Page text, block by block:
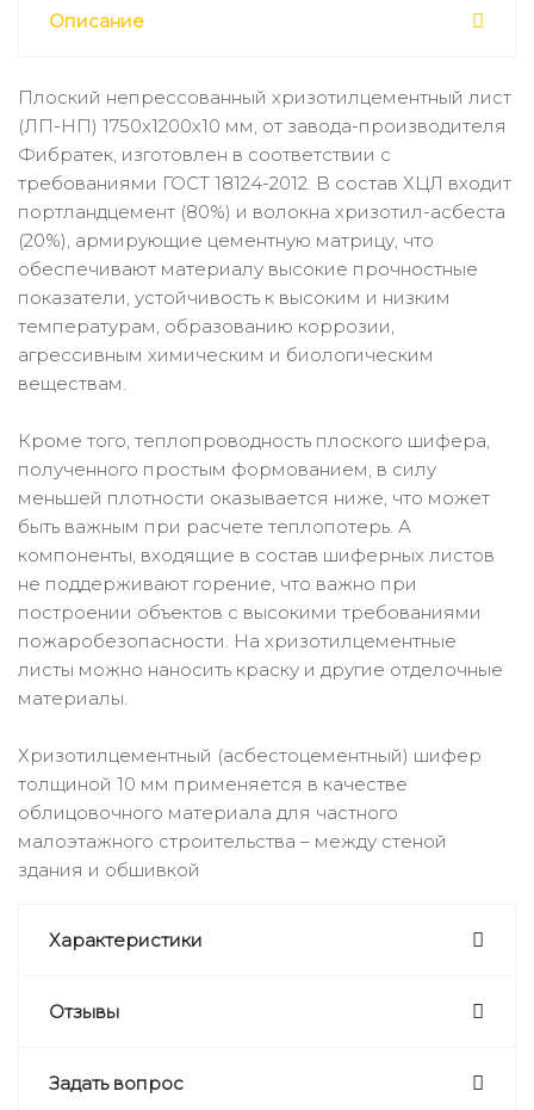
Описание
Плоский непрессованный хризотилцементный лист
(ЛП-НП) 1750х1200х10 мм, от завода-производителя
Фибратек, изготовлен в соответствии с
требованиями ГОСТ 18124-2012. В состав ХЦЛ входит
портландцемент (80%) и волокна хризотил-асбеста
(20%), армирующие цементную матрицу, что
обеспечивают материалу высокие прочностные
показатели, устойчивость к высоким и низким
температурам, образованию коррозии,
агрессивным химическим и биологическим
веществам.
Кроме того, теплопроводность плоского шифера,
полученного простым формованием, в силу
меньшей плотности оказывается ниже, что может
быть важным при расчете теплопотерь. А
компоненты, входящие в состав шиферных листов
не поддерживают горение, что важно при
построении объектов с высокими требованиями
пожаробезопасности. На хризотилцементные
листы можно наносить краску и другие отделочные
материалы.
Хризотилцементный (асбестоцементный) шифер
толщиной 10 мм применяется в качестве
облицовочного материала для частного
малоэтажного строительства – между стеной
здания и обшивкой
Характеристики
Отзывы
Задать вопрос